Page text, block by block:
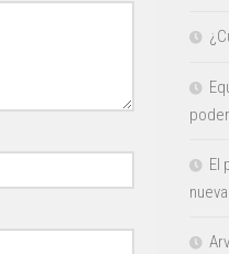
El